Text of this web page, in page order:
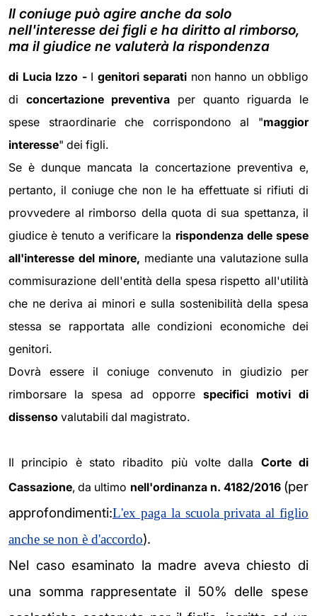
Il coniuge può agire anche da solo
nell'interesse dei figli e ha diritto al rimborso,
ma il giudice ne valuterà la rispondenza
di Lucia Izzo -I genitori separati non hanno un obbligo
di concertazione preventiva per quanto riguarda le
spese straordinarie che corrispondono al "maggior
interesse" dei figli.
Se è dunque mancata la concertazione preventiva e,
pertanto, il coniuge che non le ha effettuate si rifiuti di
provvedere al rimborso della quota di sua spettanza, il
giudice è tenuto a verificare la rispondenza delle spese
all'interesse del minore, mediante una valutazione sulla
commisurazione dell'entità della spesa rispetto all'utilità
che ne deriva ai minori e sulla sostenibilità della spesa
stessa se rapportata alle condizioni economiche dei
genitori.
Dovrà essere il coniuge convenuto in giudizio per
rimborsare la spesa ad opporre specifici motivi di
dissenso valutabili dal magistrato.
Il principio è stato ribadito più volte dalla Corte di
Cassazione, da ultimo nell'ordinanza n. 4182/2016 (per
approfondimenti:L'ex paga la scuola privata al figlio
anche se non è d'accordo).
Nel caso esaminato la madre aveva chiesto di
una somma rappresentate il 50% delle spese